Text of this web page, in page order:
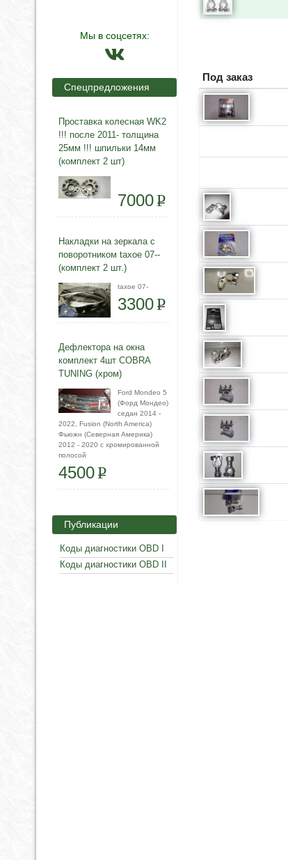
Мы в соцсетях:
Спецпредложения
Проставка колесная WK2
!!! после 2011- толщина
25мм !!! шпильки 14мм
(комплект 2 шт)
7000P
Накладки на зеркала с
поворотником taxoe 07--
(комплект 2 шт.)
taxoe 07-
3300P
Дефлектора на окна
комплект 4шт COBRA
TUNING (хром)
Ford Mondeo 5
(Форд Мондео)
седан 2014 -
2022, Fusion (North America)
Фьюжн (Северная Америка)
2012 - 2020 с хромированной
полосой
4500P
Публикации
Коды диагностики OBD I
Коды диагностики OBD II
Под заказ